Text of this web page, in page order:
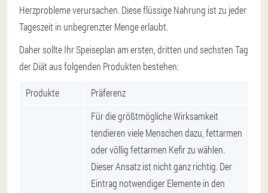
Herzprobleme verursachen. Diese flüssige Nahrung ist zu jeder
Tageszeit in unbegrenzter Menge erlaubt.
Daher sollte Ihr Speiseplan am ersten, dritten und sechsten Tag
der Diät aus folgenden Produkten bestehen:
Produkte Präferenz
Für die größtmögliche Wirksamkeit
tendieren viele Menschen dazu, fettarmen
oder völlig fettarmen Kefir zu wählen.
Dieser Ansatz ist nicht ganz richtig. Der
Eintrag notwendiger Elemente in den